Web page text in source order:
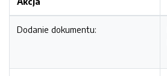
Dodanie dokumentu: